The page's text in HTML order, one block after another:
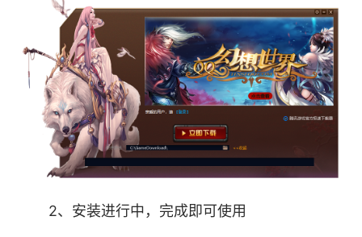
“家族聚餐”快乐猜拳，“家族祈福”欢聚一堂，“捍卫
家族”奋勇杀敌。此外，还有丰厚的家族金券和工
资可以领取。
3.世界观：
在重新开启的恢宏幻想画卷中，玩家的冒险足
迹将遍及中原、南荒、冥地、西域、东海五大神秘
区域，领略不一样的神话传说、风土人情。
2、安装进行中，完成即可使用